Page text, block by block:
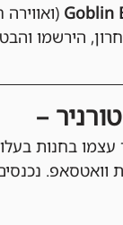
Goblin
הירשמו
–
וואטסאפ.